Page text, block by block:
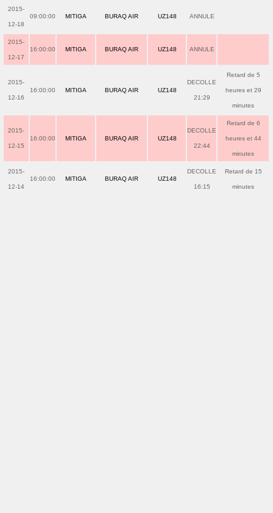
2015-
12-18
09:00:00 MITIGA BURAQ AIR UZ148 ANNULE
2015-
12-17
16:00:00 MITIGA BURAQ AIR UZ148 ANNULE
2015-
12-16
16:00:00 MITIGA BURAQ AIR UZ148
DECOLLE
21:29
Retard de 5
heures et 29
minutes
2015-
12-15
16:00:00 MITIGA BURAQ AIR UZ148
DECOLLE
22:44
Retard de 6
heures et 44
minutes
2015-
12-14
16:00:00 MITIGA BURAQ AIR UZ148
DECOLLE
16:15
Retard de 15
minutes